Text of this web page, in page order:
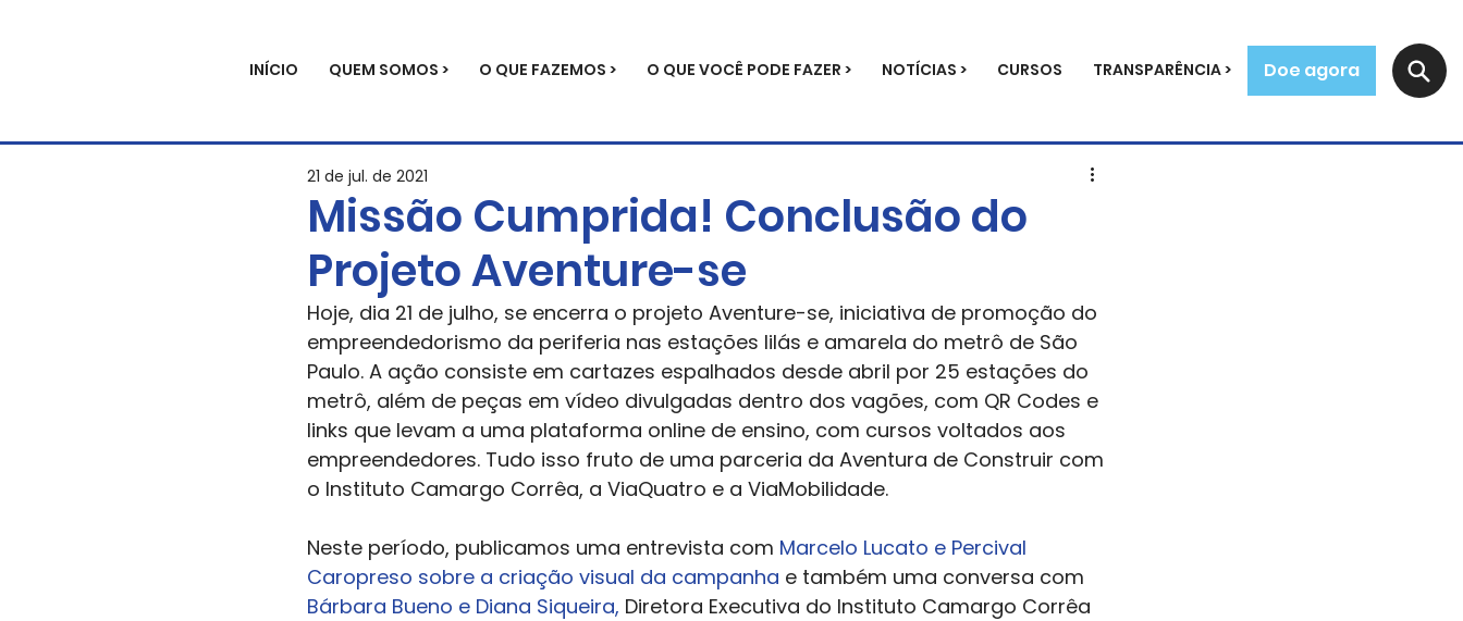
INÍCIO QUEM SOMOS > O QUE FAZEMOS > O QUE VOCÊ PODE FAZER > NOTÍCIAS > CURSOS TRANSPARÊNCIA > Doe agora
Missão Cumprida! Conclusão do
Projeto Aventure-se
21 de jul. de 2021
Hoje, dia 21 de julho, se encerra o projeto Aventure-se, iniciativa de promoção do
empreendedorismo da periferia nas estações lilás e amarela do metrô de São
Paulo. A ação consiste em cartazes espalhados desde abril por 25 estações do
metrô, além de peças em vídeo divulgadas dentro dos vagões, com QR Codes e
links que levam a uma plataforma online de ensino, com cursos voltados aos
empreendedores. Tudo isso fruto de uma parceria da Aventura de Construir com
o Instituto Camargo Corrêa, a ViaQuatro e a ViaMobilidade.
Neste período, publicamos uma entrevista com Marcelo Lucato e Percival
Caropreso sobre a criação visual da campanha e também uma conversa com
Bárbara Bueno e Diana Siqueira, Diretora Executiva do Instituto Camargo Corrêa